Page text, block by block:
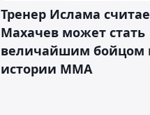
Тренер Ислама
Махачев может стать
величайшим бойцом
истории ММА